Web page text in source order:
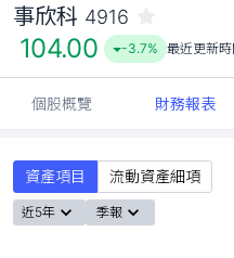
事欣科 4916
104.00 -3.7% 最近更新時
個股概覽 財務報表
資產項目 流動資產細項
近5年 季報